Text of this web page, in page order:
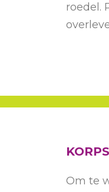
roedel.
Om te